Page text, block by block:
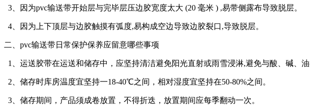
3、因为pvc输送带开始层与完毕层压边胶宽度太大 (20 毫米 ) ,易带侧露布导致脱层。
4、因为上下顶层与边胶触摸有弧度,易构成空边导致边胶裂口,导致脱层。
二、pvc输送带日常保护保养应留意哪些事项
1、运送胶带在运送和储存中，应坚持清洁避免阳光直射或雨雪浸淋,避免与酸、碱、
2、储存时库房温度宜坚持一18-40℃之间，相对湿度宜坚持在50-80%之间。
3、储存期间，产品须成卷放置，不得折迭，放置期间应每季翻动一次。